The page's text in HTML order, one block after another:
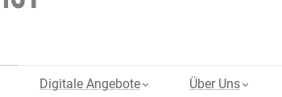
Digitale Angebote Über Uns